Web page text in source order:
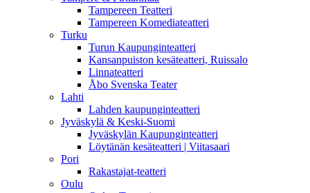
Tampereen Teatteri
Tampereen Komediateatteri
Turku
Turun Kaupunginteatteri
Kansanpuiston kesäteatteri, Ruissalo
Linnateatteri
Åbo Svenska Teater
Lahti
Lahden kaupunginteatteri
Jyväskylä & Keski-Suomi
Jyväskylän Kaupunginteatteri
Löytänän kesäteatteri | Viitasaari
Pori
Rakastajat-teatteri
Oulu